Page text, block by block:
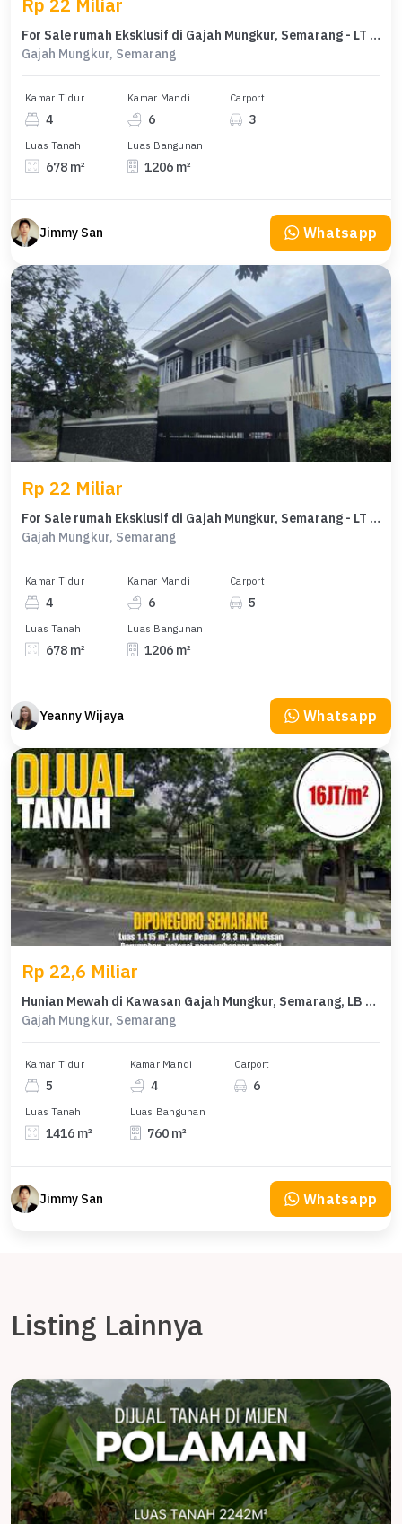
Rp 22 Miliar
For Sale rumah Eksklusif di Gajah Mungkur, Semarang - LT 678m²
Gajah Mungkur, Semarang
Kamar Tidur
4
Kamar Mandi
6
Carport
3
Luas Tanah
678 m²
Luas Bangunan
1206 m²
Jimmy San Whatsapp
Rp 22 Miliar
For Sale rumah Eksklusif di Gajah Mungkur, Semarang - LT 678m²
Gajah Mungkur, Semarang
Kamar Tidur
4
Kamar Mandi
6
Carport
5
Luas Tanah
678 m²
Luas Bangunan
1206 m²
Yeanny Wijaya Whatsapp
Rp 22,6 Miliar
Hunian Mewah di Kawasan Gajah Mungkur, Semarang, LB 760m², Harga 22,6 Miliar
Gajah Mungkur, Semarang
Kamar Tidur
5
Kamar Mandi
4
Carport
6
Luas Tanah
1416 m²
Luas Bangunan
760 m²
Jimmy San Whatsapp
Listing Lainnya